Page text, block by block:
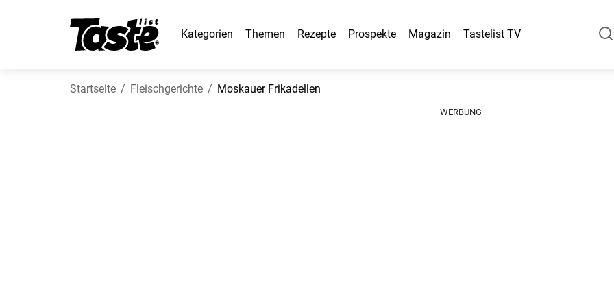
Kategorien Themen Rezepte Prospekte Magazin Tastelist TV
Startseite Fleischgerichte Moskauer Frikadellen
WERBUNG